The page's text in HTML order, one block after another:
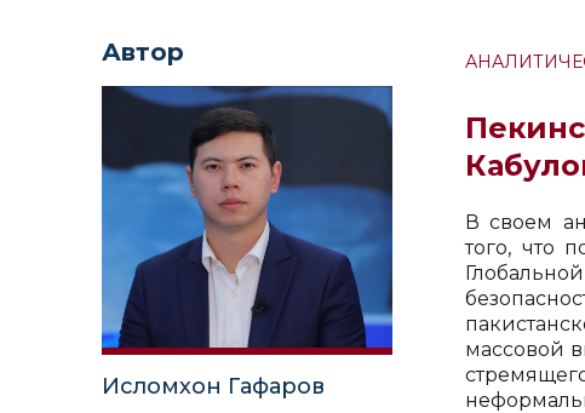
Автор
Исломхон Гафаров
В своем
того, что
массовой